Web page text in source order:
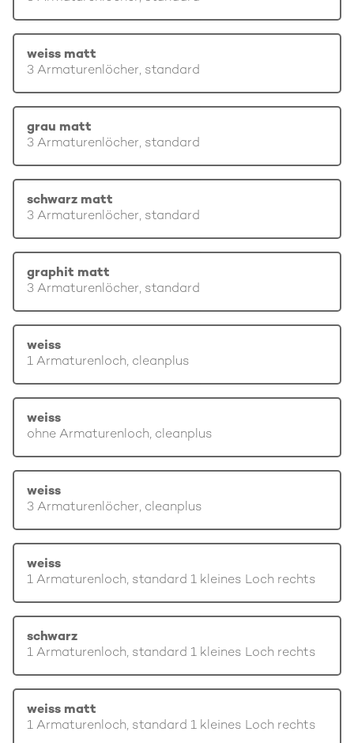
weiss matt
3 Armaturenlöcher, standard
grau matt
3 Armaturenlöcher, standard
schwarz matt
3 Armaturenlöcher, standard
graphit matt
3 Armaturenlöcher, standard
weiss
1 Armaturenloch, cleanplus
weiss
ohne Armaturenloch, cleanplus
weiss
3 Armaturenlöcher, cleanplus
weiss
1 Armaturenloch, standard 1 kleines Loch rechts
schwarz
1 Armaturenloch, standard 1 kleines Loch rechts
weiss matt
1 Armaturenloch, standard 1 kleines Loch rechts